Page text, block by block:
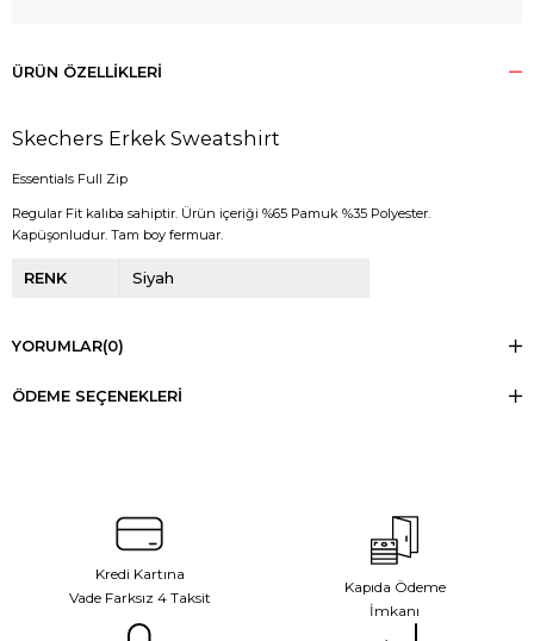
ÜRÜN ÖZELLIKLERI
Skechers Erkek Sweatshirt
Essentials Full Zip
Regular Fit kalıba sahiptir. Ürün içeriği %65 Pamuk %35 Polyester.
Kapüşonludur. Tam boy fermuar.
RENK Siyah
YORUMLAR(0)
ÖDEME SEÇENEKLERI
Kredi Kartına
Vade Farksız 4 Taksit
Kapıda Ödeme
İmkanı